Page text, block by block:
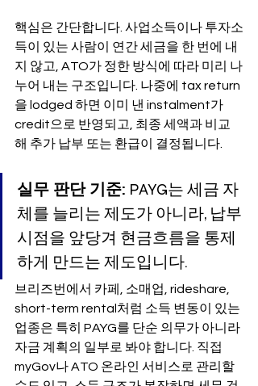
핵심은 간단합니다. 사업소득이나 투자소
득이 있는 사람이 연간 세금을 한 번에 내
지 않고, ATO가 정한 방식에 따라 미리 나
누어 내는 구조입니다. 나중에 tax return
을 lodged 하면 이미 낸 instalment가
credit으로 반영되고, 최종 세액과 비교
해 추가 납부 또는 환급이 결정됩니다.
실무 판단 기준: PAYG는 세금 자
체를 늘리는 제도가 아니라, 납부
시점을 앞당겨 현금흐름을 통제
하게 만드는 제도입니다.
브리즈번에서 카페, 소매업, rideshare,
short-term rental처럼 소득 변동이 있는
업종은 특히 PAYG를 단순 의무가 아니라
자금 계획의 일부로 봐야 합니다. 직접
myGov나 ATO 온라인 서비스로 관리할